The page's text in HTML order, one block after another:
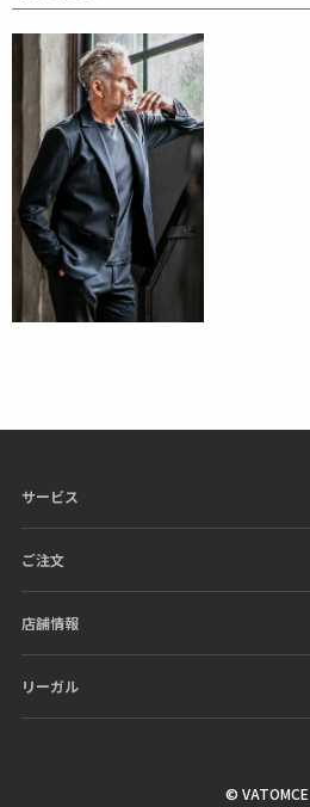
サービス
ご注文
店舗情報
リーガル
© VATOMCE